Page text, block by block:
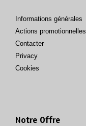
Informations générales
Actions promotionnelles
Contacter
Privacy
Cookies
Notre Offre